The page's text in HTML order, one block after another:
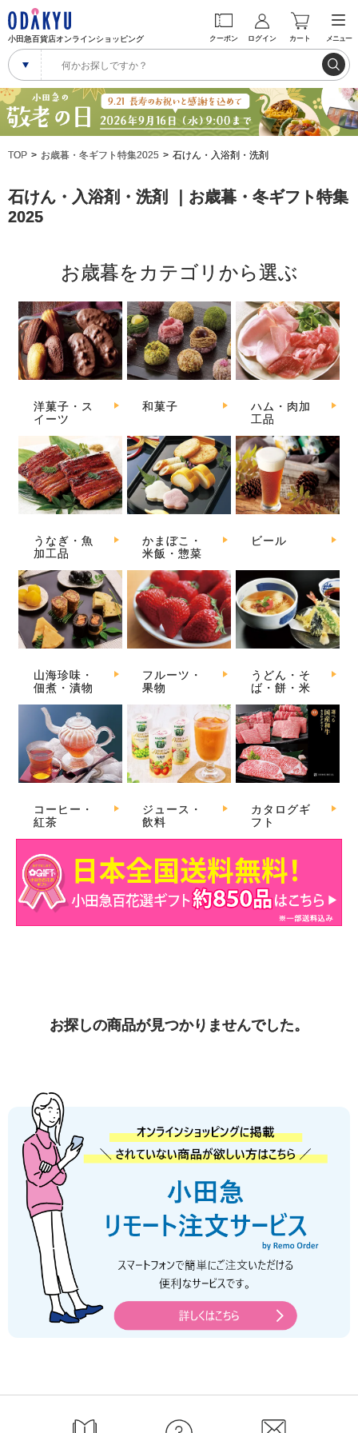
小田急百貨店オンラインショッピング クーポン ログイン カート メニュー
TOP お歳暮・冬ギフト特集2025 石けん・入浴剤・洗剤
石けん・入浴剤・洗剤 ｜お歳暮・冬ギフト特集
2025
お歳暮をカテゴリから選ぶ
洋菓子・ス
イーツ
和菓子
ハム・肉加
工品
うなぎ・魚
加工品
かまぼこ・
米飯・惣菜
ビール
山海珍味・
佃煮・漬物
フルーツ・
果物
うどん・そ
ば・餅・米
コーヒー・
紅茶
ジュース・
飲料
カタログギ
フト
お探しの商品が見つかりませんでした。